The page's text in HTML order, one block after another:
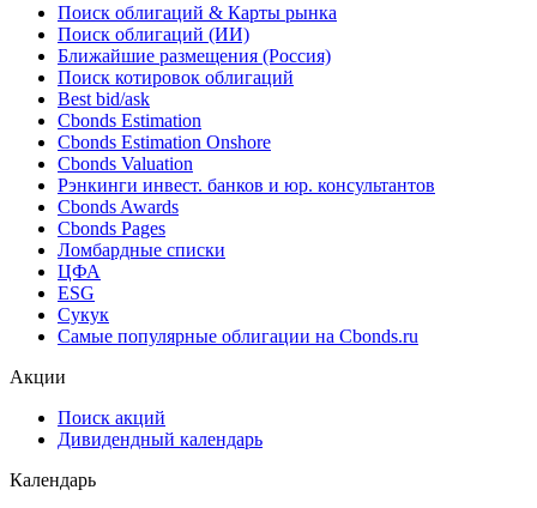
Поиск облигаций & Карты рынка
Поиск облигаций (ИИ)
Ближайшие размещения (Россия)
Поиск котировок облигаций
Best bid/ask
Cbonds Estimation
Cbonds Estimation Onshore
Cbonds Valuation
Рэнкинги инвест. банков и юр. консультантов
Cbonds Awards
Cbonds Pages
Ломбардные списки
ЦФА
ESG
Сукук
Самые популярные облигации на Cbonds.ru
Акции
Поиск акций
Дивидендный календарь
Календарь